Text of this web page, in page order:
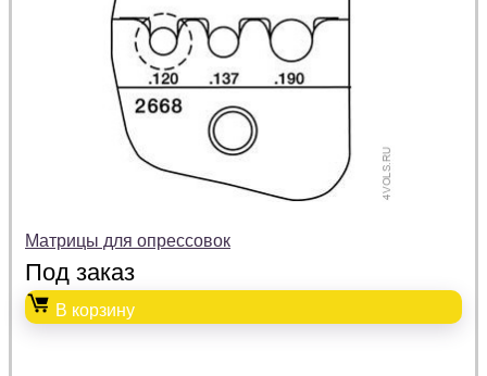
Матрицы для опрессовок
Под заказ
В корзину